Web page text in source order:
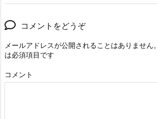
コメントをどうぞ
メールアドレスが公開されることはありません。
は必須項目です
コメント